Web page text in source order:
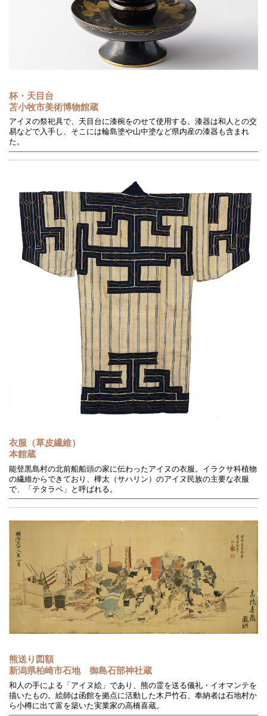
杯・天目台
苫小牧市美術博物館蔵
アイヌの祭祀具で、天目台に漆椀をのせて使用する。漆器は和人との交
易などで入手し、そこには輪島塗や山中塗など県内産の漆器も含まれ
た。
衣服（草皮繊維）
本館蔵
能登黒島村の北前船船頭の家に伝わったアイヌの衣服。イラクサ科植物
の繊維からできており、樺太（サハリン）のアイヌ民族の主要な衣服
で、「テタラペ」と呼ばれる。
熊送り図額
新潟県柏崎市石地 御島石部神社蔵
和人の手による「アイヌ絵」であり、熊の霊を送る儀礼・イオマンテを
描いたもの。絵師は函館を拠点に活動した木戸竹石、奉納者は石地村か
ら小樽に出て富を築いた実業家の高橋喜蔵。